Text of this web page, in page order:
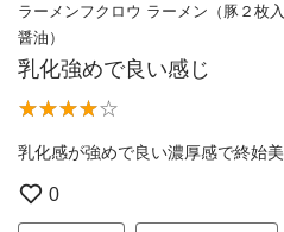
ラーメンフクロウ ラーメン（豚２枚
醤油）
乳化強めで良い感じ
乳化感が強めで良い濃厚感で終始
0